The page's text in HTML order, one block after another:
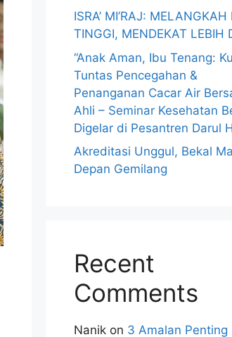
ISRA’ MI’RAJ: MELANGKAH
TINGGI, MENDEKAT LEBIH
“Anak Aman, Ibu Tenang:
Tuntas Pencegahan &
Penanganan Cacar Air
Ahli – Seminar Kesehatan
Digelar di Pesantren Darul
Akreditasi Unggul, Bekal
Depan Gemilang
Recent
Comments
Nanik on 3 Amalan Penting